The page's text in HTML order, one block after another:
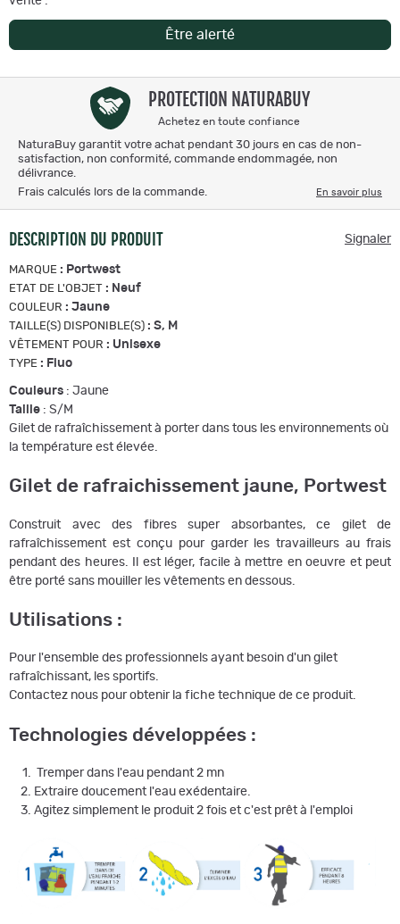
Être alerté
PROTECTION NATURABUY
Achetez en toute confiance
NaturaBuy garantit votre achat pendant 30 jours en cas de non-
satisfaction, non conformité, commande endommagée, non
délivrance.
Frais calculés lors de la commande.
En savoir plus
DESCRIPTION DU PRODUIT Signaler
MARQUE : Portwest
ETAT DE L'OBJET : Neuf
COULEUR : Jaune
TAILLE(S) DISPONIBLE(S) : S, M
VÊTEMENT POUR : Unisexe
TYPE : Fluo
Couleurs : Jaune
Taille : S/M
Gilet de rafraîchissement à porter dans tous les environnements où
la température est élevée.
Gilet de rafraichissement jaune, Portwest
Construit avec des fibres super absorbantes, ce gilet de
rafraîchissement est conçu pour garder les travailleurs au frais
pendant des heures. Il est léger, facile à mettre en oeuvre et peut
être porté sans mouiller les vêtements en dessous.
Utilisations :
Pour l'ensemble des professionnels ayant besoin d'un gilet
rafraîchissant, les sportifs.
Contactez nous pour obtenir la fiche technique de ce produit.
Technologies développées :
Tremper dans l'eau pendant 2 mn
Extraire doucement l'eau exédentaire.
Agitez simplement le produit 2 fois et c'est prêt à l'emploi